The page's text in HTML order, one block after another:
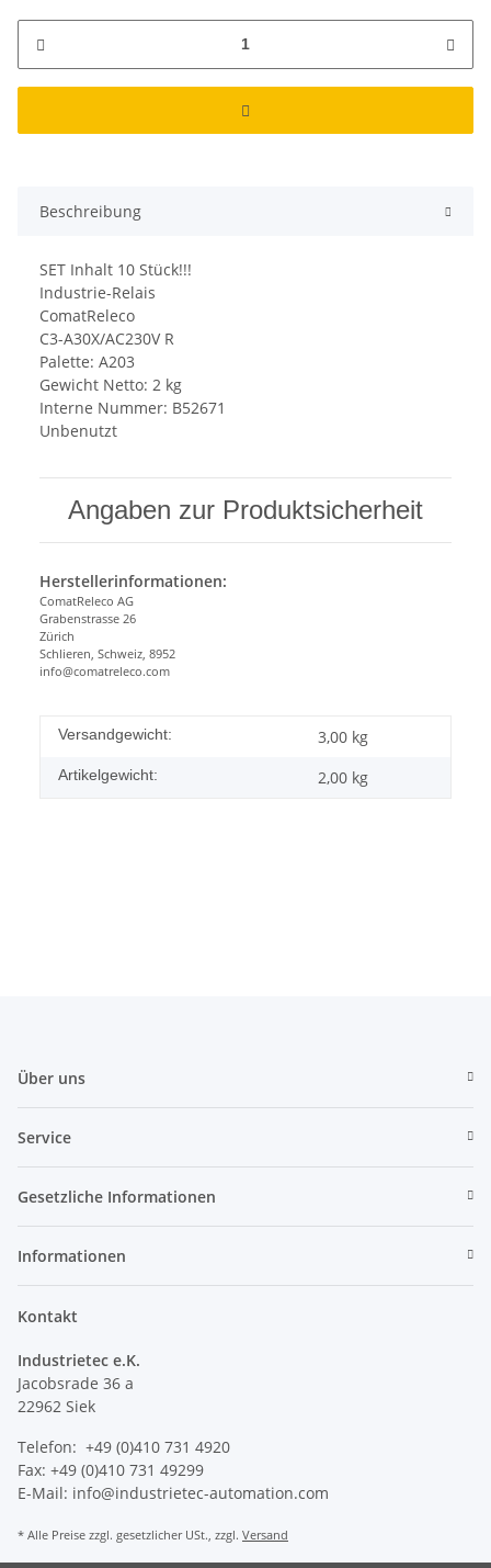
Beschreibung
SET Inhalt 10 Stück!!!
Industrie-Relais
ComatReleco
C3-A30X/AC230V R
Palette: A203
Gewicht Netto: 2 kg
Interne Nummer: B52671
Unbenutzt
Angaben zur Produktsicherheit
Herstellerinformationen:
ComatReleco AG
Grabenstrasse 26
Zürich
Schlieren, Schweiz, 8952
info@comatreleco.com
Versandgewicht: 3,00 kg
Artikelgewicht: 2,00 kg
Über uns
Service
Gesetzliche Informationen
Informationen
Kontakt
Industrietec e.K.
Jacobsrade 36 a
22962 Siek
Telefon: +49 (0)410 731 4920
Fax: +49 (0)410 731 49299
E-Mail: info@industrietec-automation.com
* Alle Preise zzgl. gesetzlicher USt., zzgl. Versand